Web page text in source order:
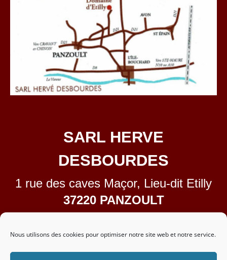
Nous utilisons des cookies pour optimiser notre site web et notre service.
SARL HERVE
DESBOURDES
1 rue des caves Maçor, Lieu-dit Etilly
37220 PANZOULT
02.47.58.58.38
contact@domainedetilly.fr